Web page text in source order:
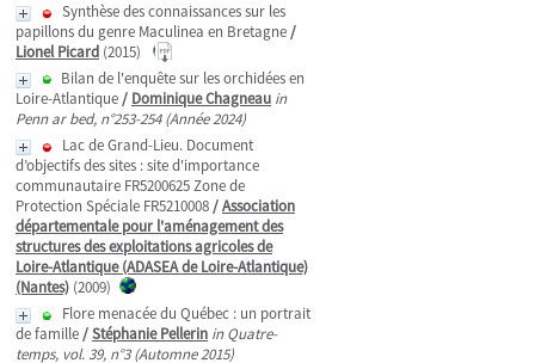
Synthèse des connaissances sur les
papillons du genre Maculinea en Bretagne/
Lionel Picard (2015)
Bilan de l'enquête sur les orchidées en
Loire-Atlantique/ Dominique Chagneau in
Penn ar bed, n°253-254 (Année 2024)
Lac de Grand-Lieu. Document
d’objectifs des sites : site d'importance
communautaire FR5200625 Zone de
Protection Spéciale FR5210008/Association
départementale pour l'aménagement des
structures des exploitations agricoles de
Loire-Atlantique (ADASEA de Loire-Atlantique)
(Nantes) (2009)
Flore menacée du Québec : un portrait
de famille/Stéphanie Pellerin in Quatre-
temps, vol. 39, n°3 (Automne 2015)